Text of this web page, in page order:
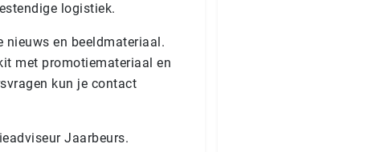
logistiek.
nieuws en beeldmateriaal.
met promotiemateriaal en
kun je contact
Jaarbeurs.